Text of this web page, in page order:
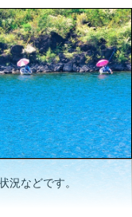
況などです。